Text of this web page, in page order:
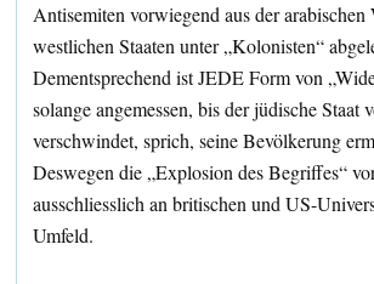
Antisemiten vorwiegend aus der arabischen
westlichen Staaten unter „Kolonisten“
Dementsprechend ist JEDE Form von
solange angemessen, bis der jüdische Staat
verschwindet, sprich, seine Bevölkerung
Deswegen die „Explosion des Begriffes“
ausschliesslich an britischen und US-
Umfeld.